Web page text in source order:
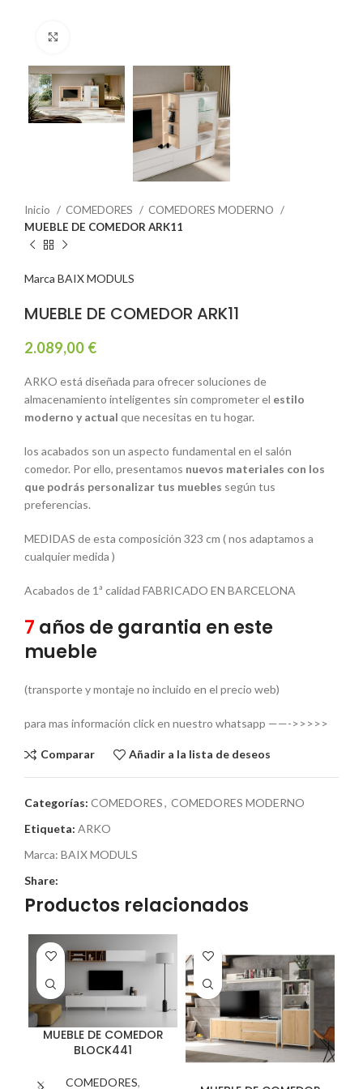
Inicio COMEDORES
COMEDORES MODERNO
MUEBLE DE COMEDOR ARK11
Marca BAIX MODULS
MUEBLE DE COMEDOR ARK11
2.089,00 €
ARKO está diseñada para ofrecer soluciones de
almacenamiento inteligentes sin comprometer el estilo
moderno y actual que necesitas en tu hogar.
los acabados son un aspecto fundamental en el salón
comedor. Por ello, presentamos nuevos materiales con los
que podrás personalizar tus muebles según tus
preferencias.
MEDIDAS de esta composición 323 cm ( nos adaptamos a
cualquier medida )
Acabados de 1ª calidad FABRICADO EN BARCELONA
7 años de garantia en este
mueble
(transporte y montaje no incluido en el precio web)
para mas información click en nuestro whatsapp ——->>>>>
Comparar Añadir a la lista de deseos
Categorías: COMEDORES, COMEDORES MODERNO
Etiqueta: ARKO
Marca: BAIX MODULS
Share:
Productos relacionados
MUEBLE DE COMEDOR
BLOCK441
COMEDORES,